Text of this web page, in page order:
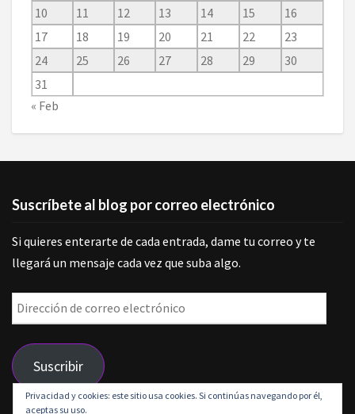
10
11 12 13 14 15
16
17
18 19 20 21 22
23
24
25 26 27 28 29
30
31
« Feb
Suscríbete al blog por correo electrónico
Si quieres enterarte de cada entrada, dame tu correo y te
llegará un mensaje cada vez que suba algo.
Dirección
de
correo
electrónico
Suscribir
Privacidad y cookies: este sitio usa cookies. Si continúas navegando por él,
aceptas su uso.